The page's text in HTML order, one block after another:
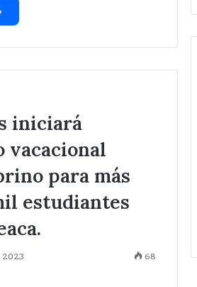
iniciará
vacacional
para más
estudiantes
2023 68
Xochiltenango